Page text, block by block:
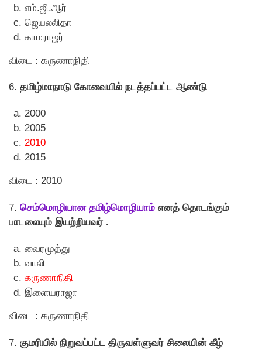
எம்.ஜி.ஆர்
ஜெயலலிதா
காமராஜர்
விடை : கருணாநிதி
6. தமிழ்மாநாடு கோவையில் நடத்தப்பட்ட ஆண்டு
2000
2005
2010
2015
விடை : 2010
7. செம்மொழியான தமிழ்மொழியாம் எனத் தொடங்கும்
பாடலையும் இயற்றியவர் .
வைரமுத்து
வாலி
கருணாநிதி
இளையராஜா
விடை : கருணாநிதி
7. குமரியில் நிறுவப்பட்ட திருவள்ளுவர் சிலையின் கீழ்